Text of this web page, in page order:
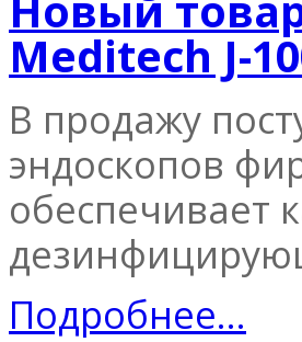
Meditech J-
В продажу
эндоскопов
обеспечивает
Подробнее...